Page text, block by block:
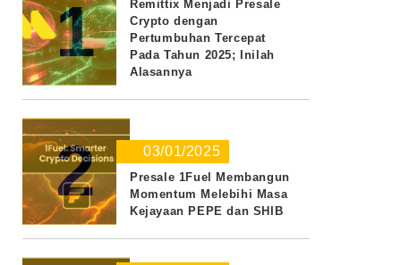
1
Remittix Menjadi Presale
Crypto dengan
Pertumbuhan Tercepat
Pada Tahun 2025; Inilah
Alasannya
2 03/01/2025
Presale 1Fuel Membangun
Momentum Melebihi Masa
Kejayaan PEPE dan SHIB